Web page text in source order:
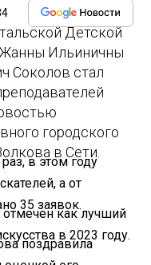
Детской
Ильиничны
Соколов стал
городского
в Сети.
в этом году
а от
35 заявок.
отмечен как лучший
в 2023 году.
поздравила